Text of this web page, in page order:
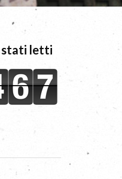
stati letti